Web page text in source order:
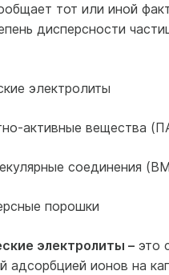
тот или иной
дисперсности
электролиты
активные вещества
соединения
порошки
электролиты –это
адсорбцией ионов на